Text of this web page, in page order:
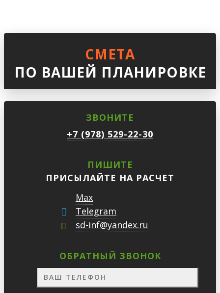
СМЕТА
ПО ВАШЕЙ ПЛАНИРОВКЕ
ЗВОНИТЕ
+7 (978) 529-22-30
ПИШИТЕ
ПРИСЫЛАЙТЕ НА РАСЧЕТ
Max
Telegram
sd-inf@yandex.ru
ОБРАТНЫЙ ЗВОНОК